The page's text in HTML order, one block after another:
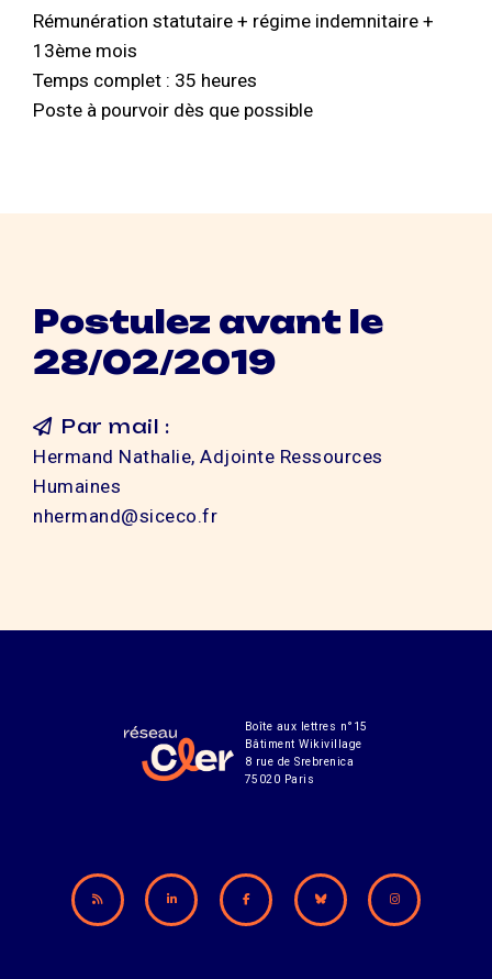
Rémunération statutaire + régime indemnitaire +
13ème mois
Temps complet : 35 heures
Poste à pourvoir dès que possible
Postulez avant le
28/02/2019
Par mail :
Hermand Nathalie, Adjointe Ressources
Humaines
nhermand@siceco.fr
Boîte aux lettres n°15
Bâtiment Wikivillage
8 rue de Srebrenica
75020 Paris